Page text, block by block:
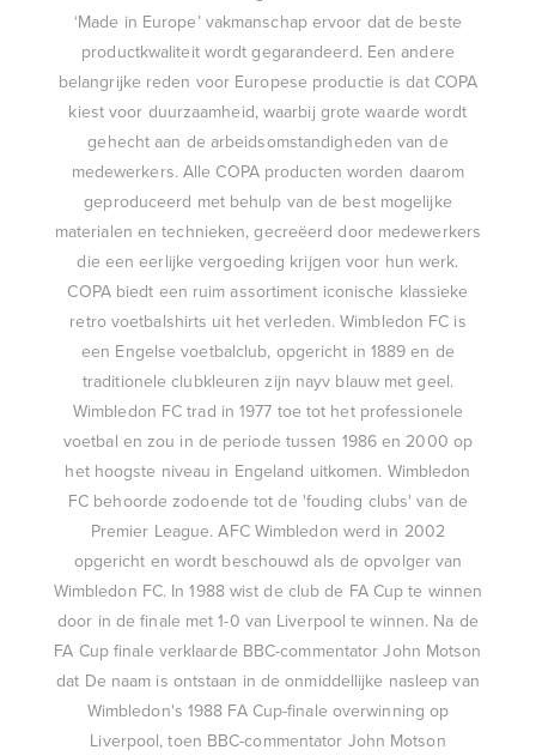
‘Made in Europe’ vakmanschap ervoor dat de beste
productkwaliteit wordt gegarandeerd. Een andere
belangrijke reden voor Europese productie is dat COPA
kiest voor duurzaamheid, waarbij grote waarde wordt
gehecht aan de arbeidsomstandigheden van de
medewerkers. Alle COPA producten worden daarom
geproduceerd met behulp van de best mogelijke
materialen en technieken, gecreëerd door medewerkers
die een eerlijke vergoeding krijgen voor hun werk.
COPA biedt een ruim assortiment iconische klassieke
retro voetbalshirts uit het verleden. Wimbledon FC is
een Engelse voetbalclub, opgericht in 1889 en de
traditionele clubkleuren zijn nayv blauw met geel.
Wimbledon FC trad in 1977 toe tot het professionele
voetbal en zou in de periode tussen 1986 en 2000 op
het hoogste niveau in Engeland uitkomen. Wimbledon
FC behoorde zodoende tot de 'fouding clubs' van de
Premier League. AFC Wimbledon werd in 2002
opgericht en wordt beschouwd als de opvolger van
Wimbledon FC. In 1988 wist de club de FA Cup te winnen
door in de finale met 1-0 van Liverpool te winnen. Na de
FA Cup finale verklaarde BBC-commentator John Motson
dat De naam is ontstaan in de onmiddellijke nasleep van
Wimbledon's 1988 FA Cup-finale overwinning op
Liverpool, toen BBC-commentator John Motson